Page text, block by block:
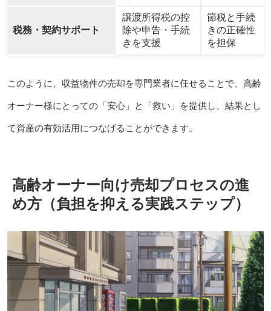
税務・契約サポート
譲渡所得税の控
除や申告・手続
きを支援
節税と手続
きの正確性
を担保
このように、収益物件の売却を専門業者に任せることで、高齢
オーナー様にとっての「安心」と「救い」を提供し、結果とし
て資産の有効活用につなげることができます。
高齢オーナー向け売却プロセスの進
め方（負担を抑える実践ステップ）